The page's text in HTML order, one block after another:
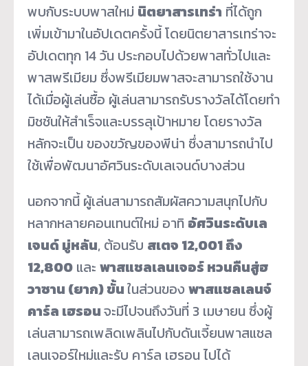
พบกับระบบพาสใหม่ นิตยาสารเทร่า ที่ได้ถูก
เพิ่มเข้ามาในอัปเดตครั้งนี้ โดยนิตยาสารเทร่าจะ
อัปเดตทุก 14 วัน ประกอบไปด้วยพาสทั่วไปและ
พาสพรีเมียม ซึ่งพรีเมียมพาสจะสามารถใช้งาน
ได้เมื่อผู้เล่นซื้อ ผู้เล่นสามารถรับรางวัลได้โดยทำ
มิชชันให้สำเร็จและบรรลุเป้าหมาย โดยรางวัล
หลักจะเป็น ของขวัญของพีน่า ซึ่งสามารถนำไป
ใช้เพื่อพัฒนาอัศวินระดับเลเจนด์บางส่วน
นอกจากนี้ ผู้เล่นสามารถสัมผัสความสนุกไปกับ
หลากหลายคอนเทนต์ใหม่ อาทิ อัศวินระดับเล
เจนด์ มู่หลัน, ต้อนรับ สเตจ 12,001 ถึง
12,800 และ พาสแชลเลนเจอร์ หวนคืนสู่ฮ
วาซาน (ยาก) ขั้นในส่วนของ พาสแชลเลนจ์
คาร์ล เฮรอนจะมีไปจนถึงวันที่ 3 เมษายน ซึ่งผู้
เล่นสามารถเพลิดเพลินไปกับดันเจี้ยนพาสแชล
เลนเจอร์ใหม่และรับ คาร์ล เฮรอน ไปได้